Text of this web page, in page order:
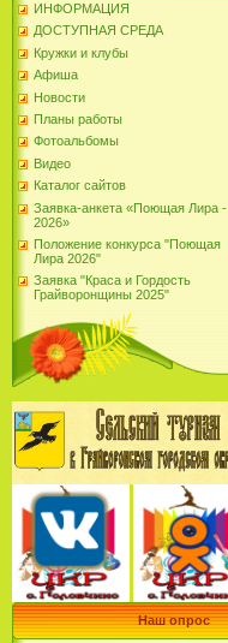
ИНФОРМАЦИЯ
ДОСТУПНАЯ СРЕДА
Кружки и клубы
Афиша
Новости
Планы работы
Фотоальбомы
Видео
Каталог сайтов
Заявка-анкета «Поющая Лира -
2026»
Положение конкурса "Поющая
Лира 2026"
Заявка "Краса и Гордость
Грайворонщины 2025"
Наш опрос